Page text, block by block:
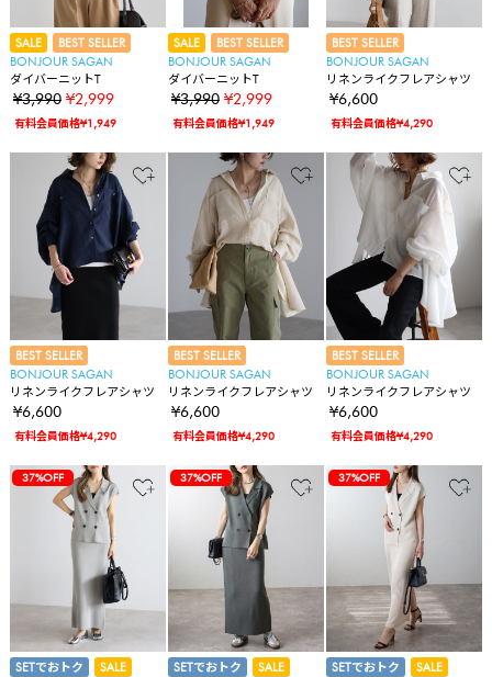
SALE
BEST SELLER
BONJOUR SAGAN
ダイバーニットT
¥3,990 ¥2,999
有料会員価格¥1,949
SALE
BEST SELLER
BONJOUR SAGAN
ダイバーニットT
¥3,990 ¥2,999
有料会員価格¥1,949
BEST SELLER
BONJOUR SAGAN
リネンライクフレアシャツ
¥6,600
有料会員価格¥4,290
BEST SELLER
BONJOUR SAGAN
リネンライクフレアシャツ
¥6,600
有料会員価格¥4,290
BEST SELLER
BONJOUR SAGAN
リネンライクフレアシャツ
¥6,600
有料会員価格¥4,290
BEST SELLER
BONJOUR SAGAN
リネンライクフレアシャツ
¥6,600
有料会員価格¥4,290
37%OFF
SETでおトク
SALE
37%OFF
SETでおトク
SALE
37%OFF
SETでおトク
SALE